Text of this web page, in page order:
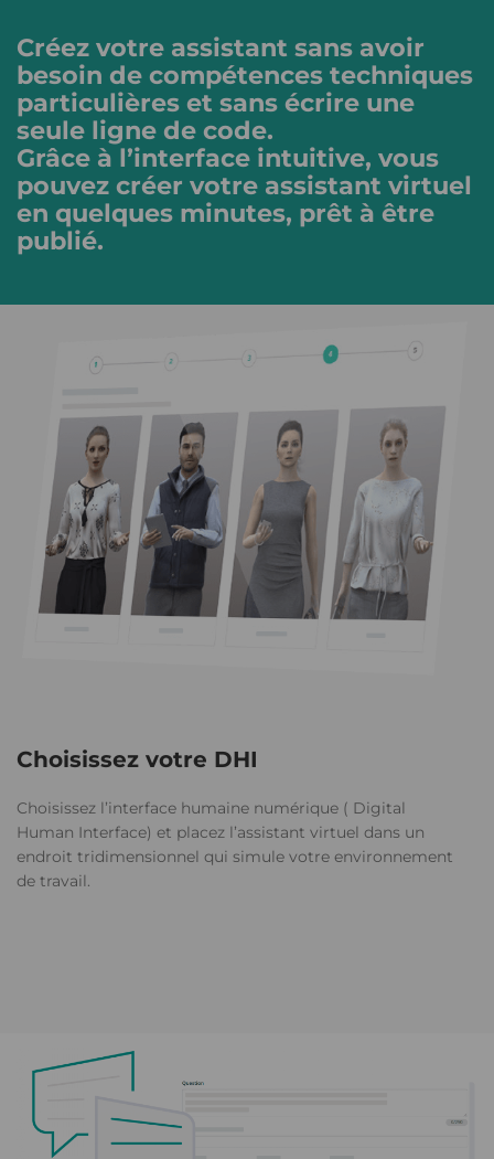
Créez votre assistant sans avoir
besoin de compétences techniques
particulières et sans écrire une
seule ligne de code.
Grâce à l’interface intuitive, vous
pouvez créer votre assistant virtuel
en quelques minutes, prêt à être
publié.
Choisissez votre DHI
Choisissez l’interface humaine numérique ( Digital
Human Interface) et placez l’assistant virtuel dans un
endroit tridimensionnel qui simule votre environnement
de travail.